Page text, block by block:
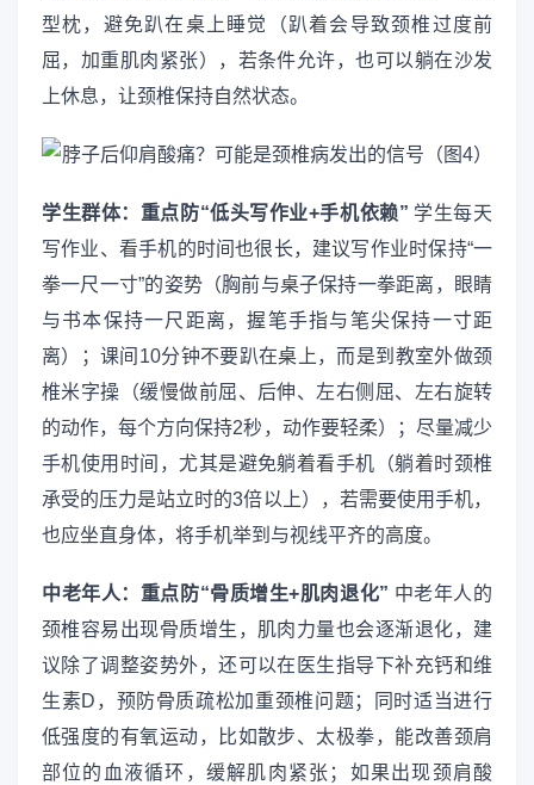
型枕，避免趴在桌上睡觉（趴着会导致颈椎过度前
屈，加重肌肉紧张），若条件允许，也可以躺在沙发
上休息，让颈椎保持自然状态。
学生群体：重点防“低头写作业+手机依赖” 学生每天
写作业、看手机的时间也很长，建议写作业时保持“一
拳一尺一寸”的姿势（胸前与桌子保持一拳距离，眼睛
与书本保持一尺距离，握笔手指与笔尖保持一寸距
离）；课间10分钟不要趴在桌上，而是到教室外做颈
椎米字操（缓慢做前屈、后伸、左右侧屈、左右旋转
的动作，每个方向保持2秒，动作要轻柔）；尽量减少
手机使用时间，尤其是避免躺着看手机（躺着时颈椎
承受的压力是站立时的3倍以上），若需要使用手机，
也应坐直身体，将手机举到与视线平齐的高度。
中老年人：重点防“骨质增生+肌肉退化” 中老年人的
颈椎容易出现骨质增生，肌肉力量也会逐渐退化，建
议除了调整姿势外，还可以在医生指导下补充钙和维
生素D，预防骨质疏松加重颈椎问题；同时适当进行
低强度的有氧运动，比如散步、太极拳，能改善颈肩
部位的血液循环，缓解肌肉紧张；如果出现颈肩酸